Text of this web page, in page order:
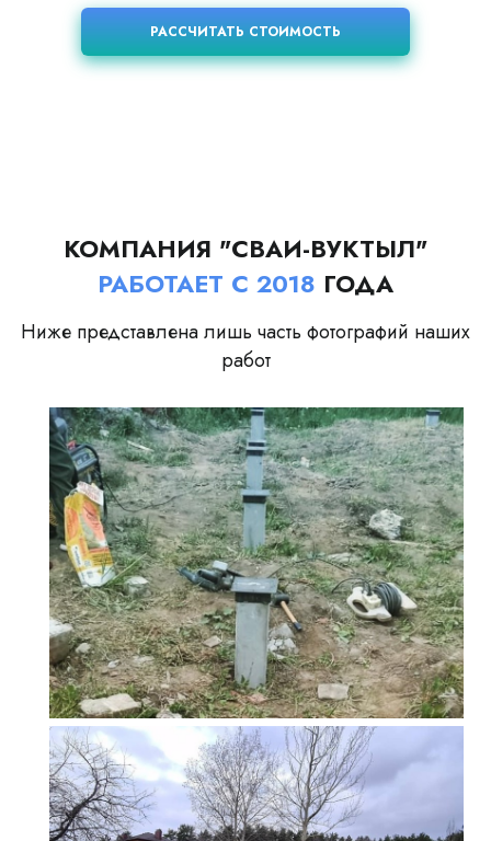
РАССЧИТАТЬ СТОИМОСТЬ
КОМПАНИЯ "СВАИ-ВУКТЫЛ"
РАБОТАЕТ С 2018 ГОДА
Ниже представлена лишь часть фотографий наших
работ